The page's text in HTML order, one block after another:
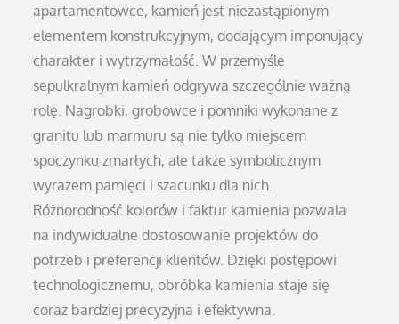
apartamentowce, kamień jest niezastąpionym
elementem konstrukcyjnym, dodającym imponujący
charakter i wytrzymałość. W przemyśle
sepulkralnym kamień odgrywa szczególnie ważną
rolę. Nagrobki, grobowce i pomniki wykonane z
granitu lub marmuru są nie tylko miejscem
spoczynku zmarłych, ale także symbolicznym
wyrazem pamięci i szacunku dla nich.
Różnorodność kolorów i faktur kamienia pozwala
na indywidualne dostosowanie projektów do
potrzeb i preferencji klientów. Dzięki postępowi
technologicznemu, obróbka kamienia staje się
coraz bardziej precyzyjna i efektywna.